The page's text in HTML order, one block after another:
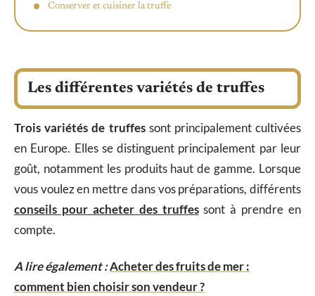
Conserver et cuisiner la truffe
Les différentes variétés de truffes
Trois variétés de truffessont principalement cultivées
en Europe. Elles se distinguent principalement par leur
goût, notamment les produits haut de gamme. Lorsque
vous voulez en mettre dans vos préparations, différents
conseils pour acheter des truffessont à prendre en
compte.
A lire également :Acheter des fruits de mer :
comment bien choisir son vendeur ?